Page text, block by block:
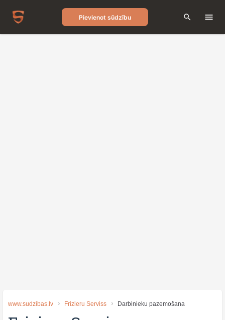
Pievienot sūdzību
www.sudzibas.lv Frizieru Serviss Darbinieku pazemošana